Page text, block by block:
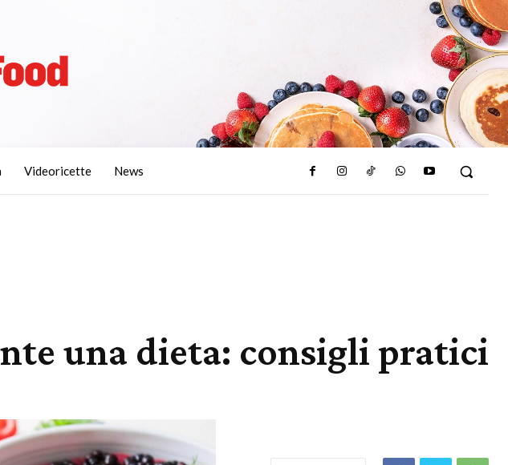
Videoricette News
una dieta: consigli pratici